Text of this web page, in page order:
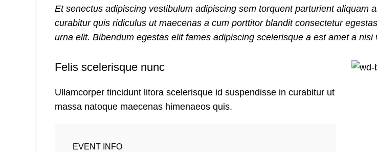
Et senectus adipiscing vestibulum adipiscing sem torquent parturient aliquam
curabitur quis ridiculus ut maecenas a cum porttitor blandit consectetur
urna elit. Bibendum egestas elit fames adipiscing scelerisque a est amet a
Felis scelerisque nunc
Ullamcorper tincidunt litora scelerisque id suspendisse in curabitur ut
massa natoque maecenas himenaeos quis.
EVENT INFO